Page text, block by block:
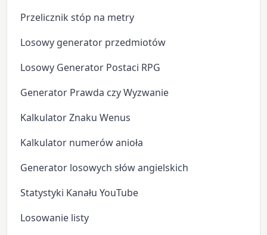
Przelicznik stóp na metry
Losowy generator przedmiotów
Losowy Generator Postaci RPG
Generator Prawda czy Wyzwanie
Kalkulator Znaku Wenus
Kalkulator numerów anioła
Generator losowych słów angielskich
Statystyki Kanału YouTube
Losowanie listy